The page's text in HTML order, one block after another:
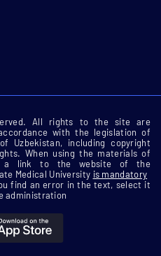
All rights to the site are
with the legislation of
Uzbekistan, including copyright
When using the materials of
a link to the website of the
Medical University is mandatory
find an error in the text, select it
administration